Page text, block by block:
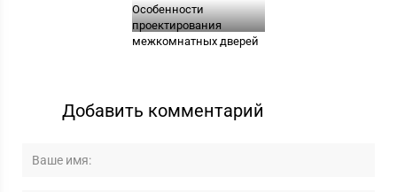
Особенности
проектирования
межкомнатных дверей
Добавить комментарий